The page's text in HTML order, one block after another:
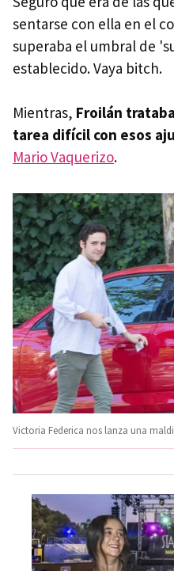
sentarse con ella en el
superaba el umbral de
establecido. Vaya bitch.
Mientras, Froilán
tarea difícil con esos
Mario Vaquerizo.
Victoria Federica nos lanza una